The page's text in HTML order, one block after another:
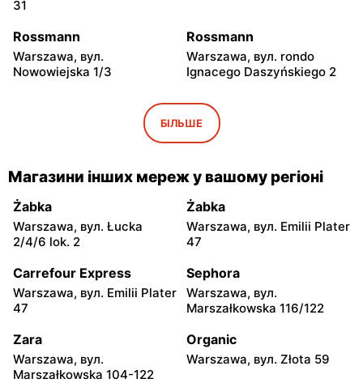
31
Rossmann
Warszawa, вул.
Nowowiejska 1/3
Rossmann
Warszawa, вул. rondo
Ignacego Daszyńskiego 2
Warszawa, вул. Piękna 16 b
Rossmann
Warszawa, вул.
Marszałkowska 28
Rossmann
Warszawa, вул. Senatorska
2
Warszawa, вул. Prosta 68
Rossmann
Mokotowska 1
Rossmann
Marszałkowska 126/134
Rossmann Rossmann
Rossmann
Warszawa, вул.
Rossmann
БІЛЬШЕ
Магазини інших мереж у вашому регіоні
Żabka
Warszawa, вул. Łucka
2/4/6 lok. 2
Żabka
Warszawa, вул. Emilii Plater
47
Carrefour Express
Warszawa, вул. Emilii Plater
47
Sephora
Warszawa, вул.
Marszałkowska 116/122
Zara
Warszawa, вул.
Marszałkowska 104-122
Organic
Warszawa, вул. Złota 59